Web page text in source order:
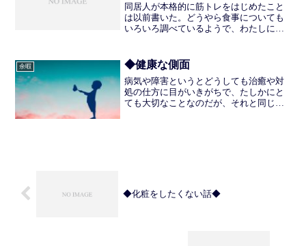
同居人が本格的に筋トレをはじめたこと
は以前書いた。どうやら食事についても
いろいろ調べているようで、わたしにそ
ような献立づくりをしていきたいと思
う。なにせわたしも筋トレを...
余暇 ◆健康な側面
病気や障害というとどうしても治癒や対
処の仕方に目がいきがちで、たしかにと
ても大切なことなのだが、それと同じく
◆化粧をしたくない話◆